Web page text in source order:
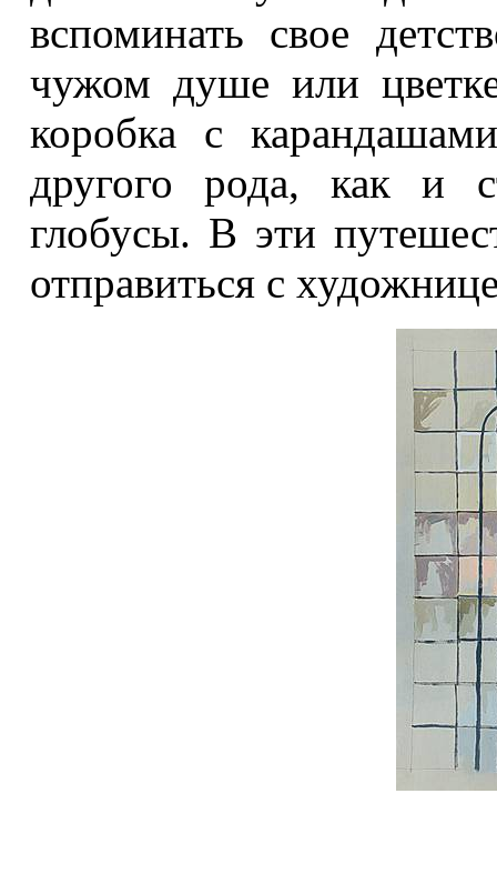
вспоминать свое
чужом душе или
коробка с
другого рода, как и
глобусы. В эти
отправиться с